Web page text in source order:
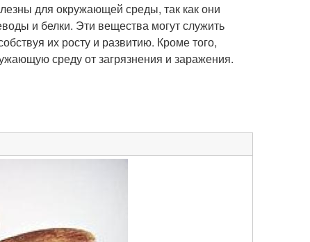
для окружающей среды, так как они
и белки. Эти вещества могут служить
их росту и развитию. Кроме того,
среду от загрязнения и заражения.